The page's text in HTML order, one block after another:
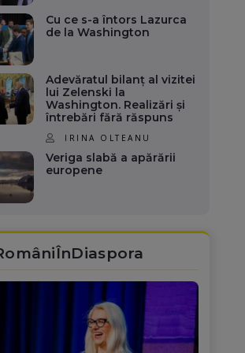
Cu ce s-a întors Lazurca
de la Washington
Adevăratul bilanț al vizitei
lui Zelenski la
Washington. Realizări și
întrebări fără răspuns
IRINA OLTEANU
Veriga slabă a apărării
europene